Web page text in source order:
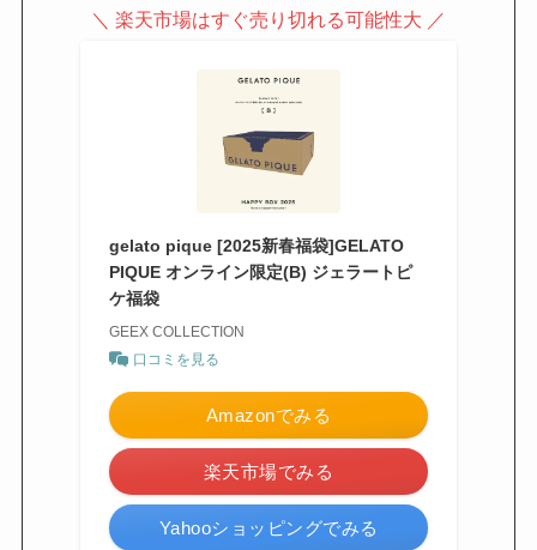
＼ 楽天市場はすぐ売り切れる可能性大 ／
gelato pique [2025新春福袋]GELATO
PIQUE オンライン限定(B) ジェラートピ
ケ福袋
GEEX COLLECTION
口コミを見る
Amazonでみる
楽天市場でみる
Yahooショッピングでみる